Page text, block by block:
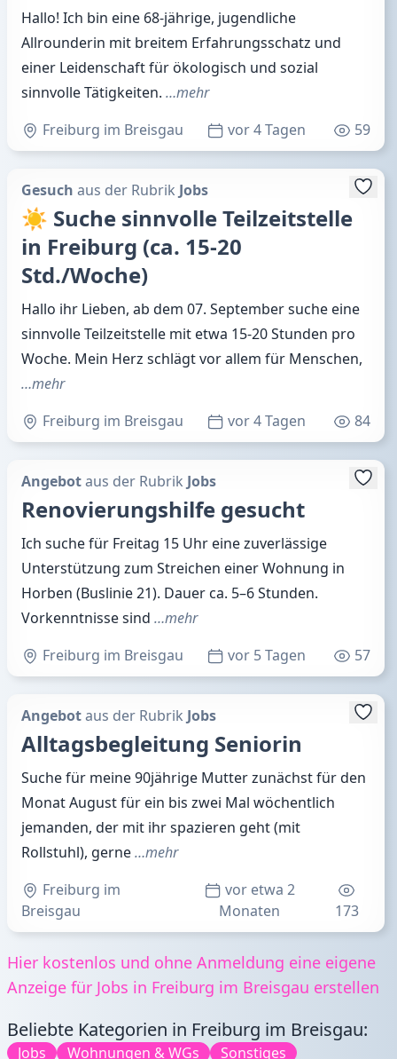
Hallo! Ich bin eine 68-jährige, jugendliche
Allrounderin mit breitem Erfahrungsschatz und
einer Leidenschaft für ökologisch und sozial
sinnvolle Tätigkeiten. …mehr
Freiburg im Breisgau
vor 4 Tagen 59
Gesuch aus der Rubrik Jobs
☀️ Suche sinnvolle Teilzeitstelle
in Freiburg (ca. 15-20
Std./Woche)
Hallo ihr Lieben, ab dem 07. September suche eine
sinnvolle Teilzeitstelle mit etwa 15-20 Stunden pro
Woche. Mein Herz schlägt vor allem für Menschen,
…mehr
Freiburg im Breisgau
vor 4 Tagen 84
Angebotaus der Rubrik Jobs
Renovierungshilfe gesucht
Ich suche für Freitag 15 Uhr eine zuverlässige
Unterstützung zum Streichen einer Wohnung in
Horben (Buslinie 21). Dauer ca. 5–6 Stunden.
Vorkenntnisse sind …mehr
Freiburg im Breisgau
vor 5 Tagen 57
Angebotaus der Rubrik Jobs
Alltagsbegleitung Seniorin
Suche für meine 90jährige Mutter zunächst für den
Monat August für ein bis zwei Mal wöchentlich
jemanden, der mit ihr spazieren geht (mit
Rollstuhl), gerne…mehr
Freiburg im
Breisgau
vor etwa 2
Monaten
173
Hier kostenlos und ohne Anmeldung eine eigene
Anzeige für Jobs in Freiburg im Breisgau erstellen
Beliebte Kategorien in Freiburg im Breisgau:
Jobs Wohnungen & WGs Sonstiges